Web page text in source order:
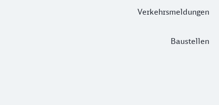
Verkehrsmeldungen
Baustellen